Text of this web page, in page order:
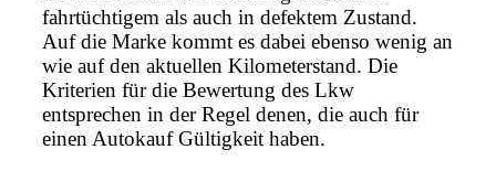
fahrtüchtigem als auch in defektem Zustand.
Auf die Marke kommt es dabei ebenso wenig an
wie auf den aktuellen Kilometerstand. Die
Kriterien für die Bewertung des Lkw
entsprechen in der Regel denen, die auch für
einen Autokauf Gültigkeit haben.